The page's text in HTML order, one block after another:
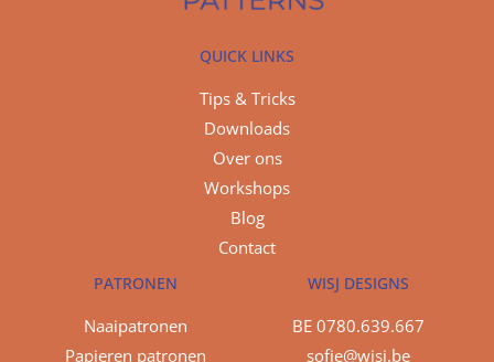
QUICK LINKS
Tips & Tricks
Downloads
Over ons
Workshops
Blog
Contact
PATRONEN
Naaipatronen
Papieren patronen
WISJ DESIGNS
BE 0780.639.667
sofie@wisj.be